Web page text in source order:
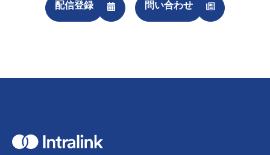
配信登録 問い合わせ
H
o